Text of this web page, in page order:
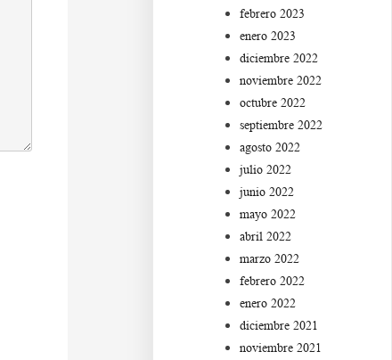
febrero 2023
enero 2023
diciembre 2022
noviembre 2022
octubre 2022
septiembre 2022
agosto 2022
julio 2022
junio 2022
mayo 2022
abril 2022
marzo 2022
febrero 2022
enero 2022
diciembre 2021
noviembre 2021